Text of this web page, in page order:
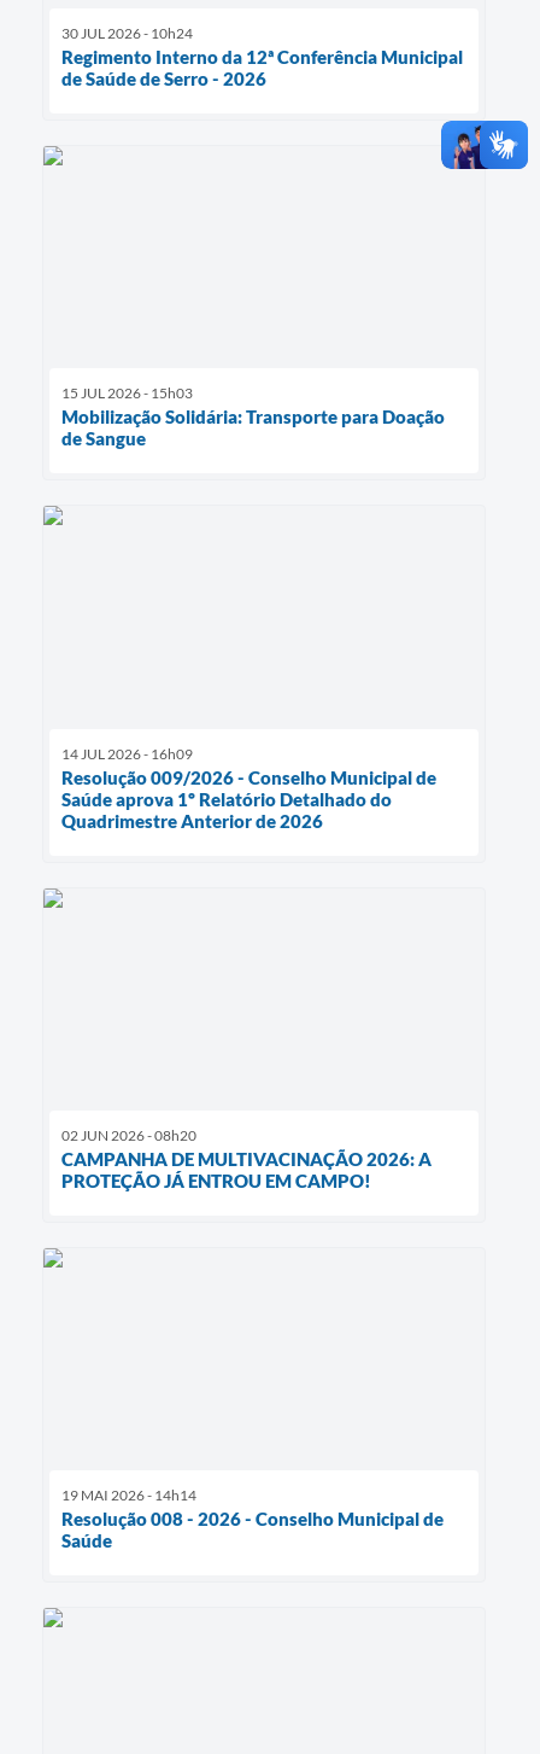
30 JUL 2026 - 10h24
Regimento Interno da 12ª Conferência Municipal
de Saúde de Serro - 2026
15 JUL 2026 - 15h03
Mobilização Solidária: Transporte para Doação
de Sangue
14 JUL 2026 - 16h09
Resolução 009/2026 - Conselho Municipal de
Saúde aprova 1º Relatório Detalhado do
Quadrimestre Anterior de 2026
02 JUN 2026 - 08h20
CAMPANHA DE MULTIVACINAÇÃO 2026: A
PROTEÇÃO JÁ ENTROU EM CAMPO!
19 MAI 2026 - 14h14
Resolução 008 - 2026 - Conselho Municipal de
Saúde